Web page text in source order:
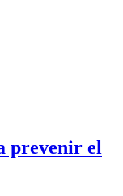
prevenir el